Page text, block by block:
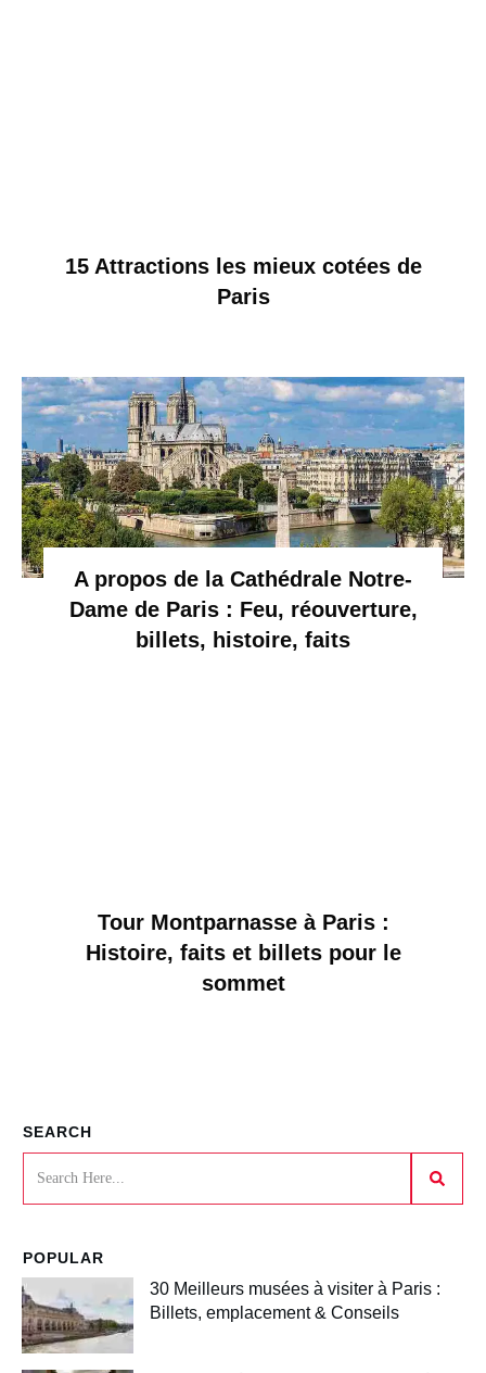
15 Attractions les mieux cotées de
Paris
A propos de la Cathédrale Notre-
Dame de Paris : Feu, réouverture,
billets, histoire, faits
Tour Montparnasse à Paris :
Histoire, faits et billets pour le
sommet
SEARCH
POPULAR
30 Meilleurs musées à visiter à Paris :
Billets, emplacement & Conseils